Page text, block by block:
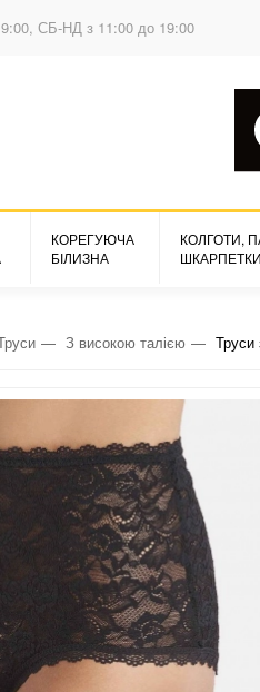
СБ-НД з 11:00 до 19:00
КОРЕГУЮЧА
БІЛИЗНА
КОЛГОТИ,
ШКАРПЕТКИ
З високою талією Труси